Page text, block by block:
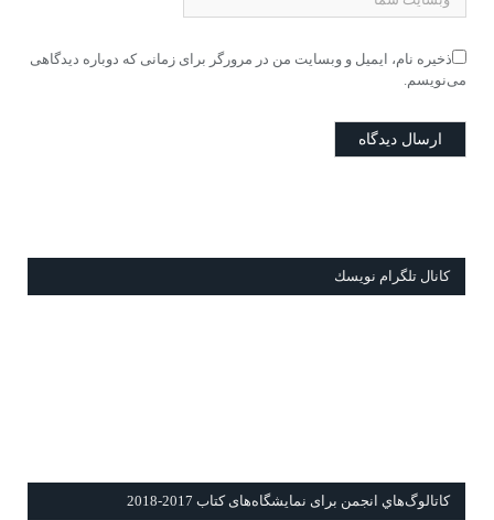
ذخیره نام، ایمیل و وبسایت من در مرورگر برای زمانی که دوباره دیدگاهی
می‌نویسم.
كانال تلگرام نويسك
كاتالوگ‌هاي انجمن برای نمايشگاه‌های كتاب 2017-2018